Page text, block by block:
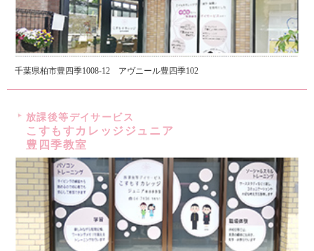
千葉県柏市豊四季1008-12 アヴニール豊四季102
放課後等デイサービス
こすもすカレッジジュニア
豊四季教室